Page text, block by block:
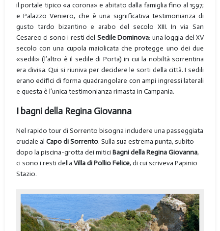
il portale tipico «a corona» e abitato dalla famiglia fino al 1597;
e Palazzo Veniero, che è una significativa testimonianza di
gusto tardo bizantino e arabo del secolo XIII. In via San
Cesareo ci sono i resti del Sedile Dominova: una loggia del XV
secolo con una cupola maiolicata che protegge uno dei due
«sedili» (l’altro è il sedile di Porta) in cui la nobiltà sorrentina
era divisa. Qui si riuniva per decidere le sorti della città. I sedili
erano edifici di forma quadrangolare con ampi ingressi laterali
e questa è l’unica testimonianza rimasta in Campania.
I bagni della Regina Giovanna
Nel rapido tour di Sorrento bisogna includere una passeggiata
cruciale al Capo di Sorrento. Sulla sua estrema punta, subito
dopo la piscina-grotta dei mitici Bagni della Regina Giovanna,
ci sono i resti della Villa di Pollio Felice, di cui scriveva Papinio
Stazio.